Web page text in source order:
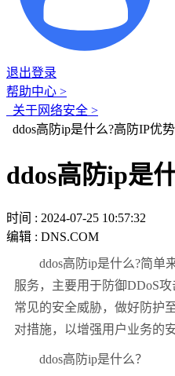
退出登录
帮助中心 >
关于网络安全 >
ddos高防ip是什么?高防IP优势
ddos高防ip是
时间 : 2024-07-25 10:57:32
编辑 : DNS.COM
ddos高防ip是什么?简单
服务，主要用于防御DDoS
常见的安全威胁，做好防护
对措施，以增强用户业务的
ddos高防ip是什么？